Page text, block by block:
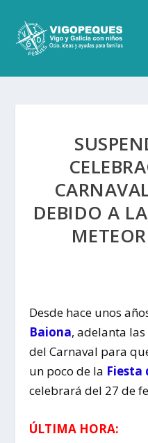
DEBIDO A
Desde hace unos
Baiona, adelanta
del Carnaval para
un poco de la Fiesta
celebrará del 27 de
ÚLTIMA HORA: